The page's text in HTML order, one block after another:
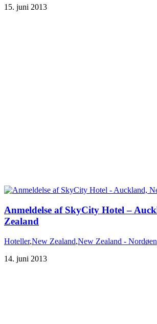
15. juni 2013
Anmeldelse af SkyCity Hotel‏ – Auckland, New
Zealand
Hoteller,New Zealand,New Zealand - Nordøen
14. juni 2013